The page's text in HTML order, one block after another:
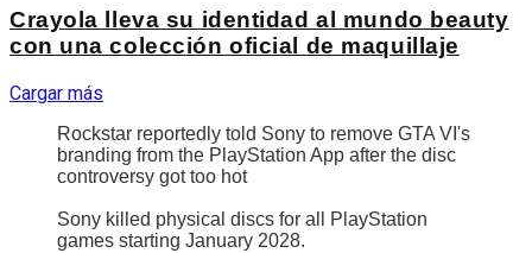
Crayola lleva su identidad al mundo beauty
con una colección oficial de maquillaje
Cargar más
Rockstar reportedly told Sony to remove GTA VI's
branding from the PlayStation App after the disc
controversy got too hot
Sony killed physical discs for all PlayStation
games starting January 2028.